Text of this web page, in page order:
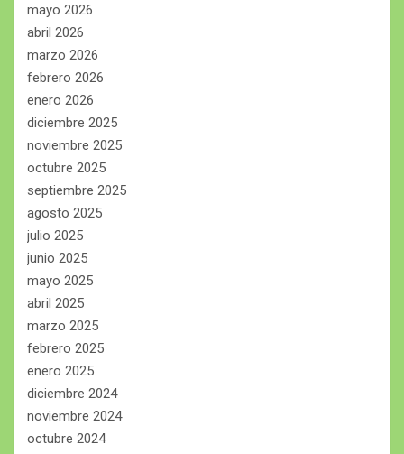
mayo 2026
abril 2026
marzo 2026
febrero 2026
enero 2026
diciembre 2025
noviembre 2025
octubre 2025
septiembre 2025
agosto 2025
julio 2025
junio 2025
mayo 2025
abril 2025
marzo 2025
febrero 2025
enero 2025
diciembre 2024
noviembre 2024
octubre 2024